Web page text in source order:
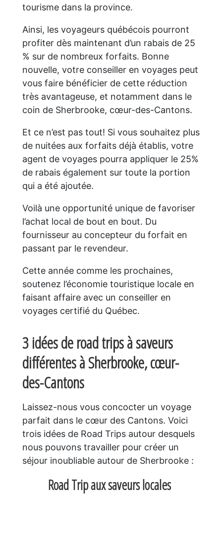
tourisme dans la province.
Ainsi, les voyageurs québécois pourront
profiter dès maintenant d’un rabais de 25
% sur de nombreux forfaits. Bonne
nouvelle, votre conseiller en voyages peut
vous faire bénéficier de cette réduction
très avantageuse, et notamment dans le
coin de Sherbrooke, cœur-des-Cantons.
Et ce n’est pas tout! Si vous souhaitez plus
de nuitées aux forfaits déjà établis, votre
agent de voyages pourra appliquer le 25%
de rabais également sur toute la portion
qui a été ajoutée.
Voilà une opportunité unique de favoriser
l’achat local de bout en bout. Du
fournisseur au concepteur du forfait en
passant par le revendeur.
Cette année comme les prochaines,
soutenez l’économie touristique locale en
faisant affaire avec un conseiller en
voyages certifié du Québec.
3 idées de road trips à saveurs
différentesà Sherbrooke,cœur-
des-Cantons
Laissez-nous vous concocter un voyage
parfait dans le cœur des Cantons. Voici
trois idées de Road Trips autour desquels
nous pouvons travailler pour créer un
séjour inoubliable autour de Sherbrooke :
Road Trip aux saveurs locales